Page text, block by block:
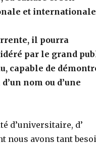
et internationale
il pourra
par le grand
capable de
nom ou d’une
d’universitaire, d’
nous avons tant